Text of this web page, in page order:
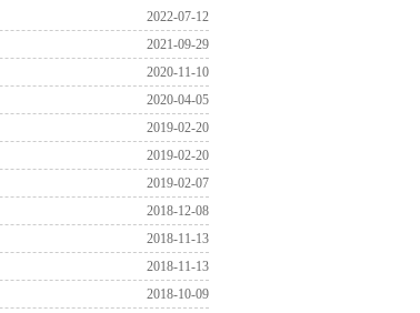
2022-07-12
2021-09-29
2020-11-10
2020-04-05
2019-02-20
2019-02-20
2019-02-07
2018-12-08
2018-11-13
2018-11-13
2018-10-09